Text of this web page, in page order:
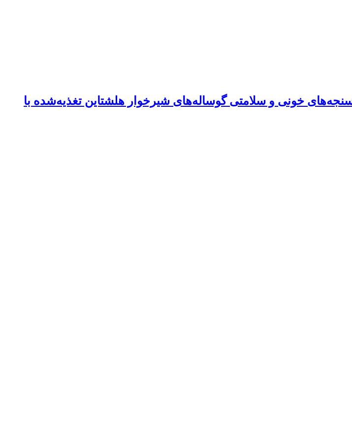
خونی و سلامتی گوساله‌های شیرخوار هلشتاین تغذیه‌شده با